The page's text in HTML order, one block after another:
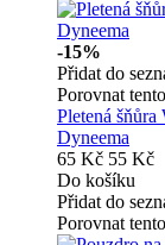
-15%
Přidat do
Porovnat
Pletená
Dyneema
65 Kč 55 Kč
Do košíku
Přidat do
Porovnat